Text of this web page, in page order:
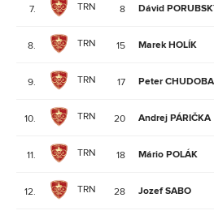
7. TRN 8 Dávid
8. TRN 15 Marek HOLÍK
9. TRN 17 Peter CHUDOBA
10. TRN 20 Andrej PÁRIČKA
11. TRN 18 Mário POLÁK
12. TRN 28 Jozef SABO